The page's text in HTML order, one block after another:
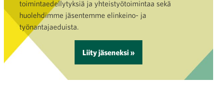
toimintaedellytyksiä ja yhteistyötoimintaa sekä
huolehdimme jäsentemme elinkeino- ja
työnantajaeduista.
Liity jäseneksi »